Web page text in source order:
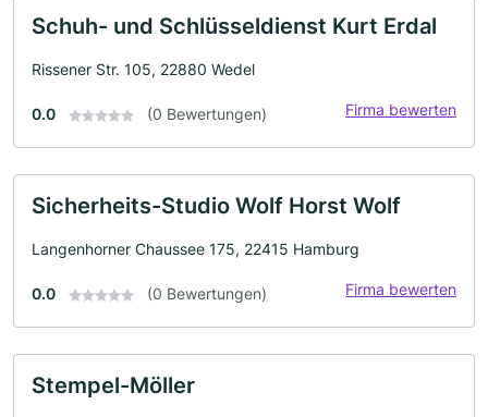
Schuh- und Schlüsseldienst Kurt Erdal
Rissener Str. 105, 22880 Wedel
0.0 (0 Bewertungen) Firma bewerten
Sicherheits-Studio Wolf Horst Wolf
Langenhorner Chaussee 175, 22415 Hamburg
0.0 (0 Bewertungen) Firma bewerten
Stempel-Möller